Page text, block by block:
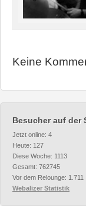
Keine
Besucher auf der
Jetzt online: 4
Heute: 127
Diese Woche: 1113
Gesamt: 762745
Vor dem Relounge: 1.711
Webalizer Statistik